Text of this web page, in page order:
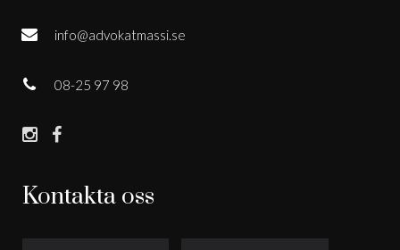
Kontakta oss
info@advokatmassi.se
08-25 97 98